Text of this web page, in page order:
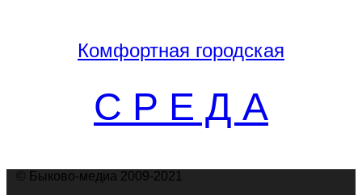
Комфортная городская
С Р Е Д А
© Быково-медиа 2009-2021